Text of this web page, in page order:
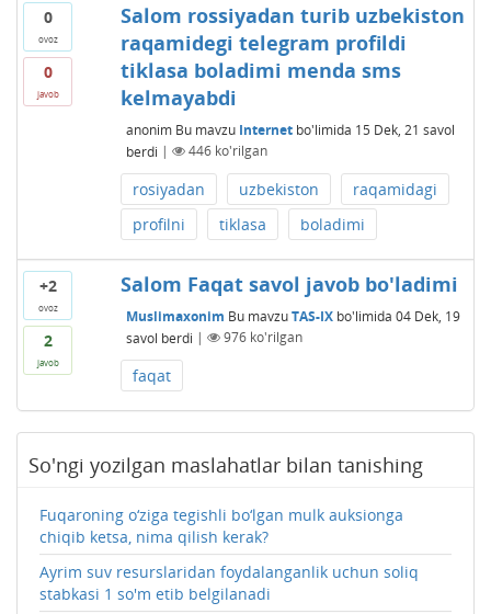
0
ovoz
0
javob
Salom rossiyadan turib uzbekiston
raqamidegi telegram profildi
tiklasa boladimi menda sms
kelmayabdi
anonim Bu mavzu Internetbo'limida 15 Dek, 21 savol
berdi | 446ko'rilgan
rosiyadan uzbekiston
raqamidagi
profilni
tiklasa boladimi
+2
ovoz
2
javob
Salom Faqat savol javob bo'ladimi
Muslimaxonim Bu mavzuTAS-IXbo'limida 04 Dek, 19
savol berdi | 976ko'rilgan
faqat
So'ngi yozilgan maslahatlar bilan tanishing
Fuqaroning o‘ziga tegishli bo‘lgan mulk auksionga
chiqib ketsa, nima qilish kerak?
Ayrim suv resurslaridan foydalanganlik uchun soliq
stabkasi 1 so'm etib belgilanadi